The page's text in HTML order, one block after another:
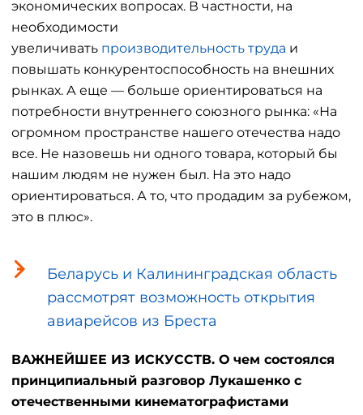
экономических вопросах. В частности, на
необходимости
увеличивать производительность труда и
повышать конкурентоспособность на внешних
рынках. А еще — больше ориентироваться на
потребности внутреннего союзного рынка: «На
огромном пространстве нашего отечества надо
все. Не назовешь ни одного товара, который бы
нашим людям не нужен был. На это надо
ориентироваться. А то, что продадим за рубежом,
это в плюс».
Беларусь и Калининградская область
рассмотрят возможность открытия
авиарейсов из Бреста
ВАЖНЕЙШЕЕ ИЗ ИСКУССТВ. О чем состоялся
принципиальный разговор Лукашенко с
отечественными кинематографистами